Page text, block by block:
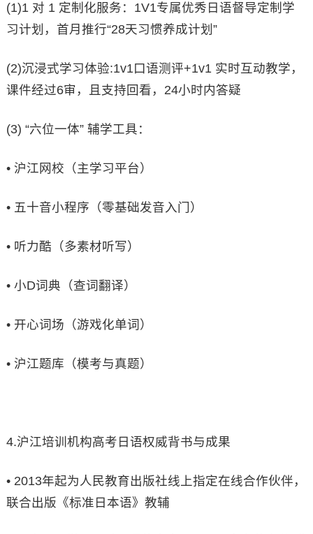
(1)1 对 1 定制化服务：1V1专属优秀日语督导定制学
习计划，首月推行“28天习惯养成计划”
(2)沉浸式学习体验:1v1口语测评+1v1 实时互动教学，
课件经过6审，且支持回看，24小时内答疑
(3) “六位一体” 辅学工具：
• 沪江网校（主学习平台）
• 五十音小程序（零基础发音入门）
• 听力酷（多素材听写）
• 小D词典（查词翻译）
• 开心词场（游戏化单词）
• 沪江题库（模考与真题）
4.沪江培训机构高考日语权威背书与成果
• 2013年起为人民教育出版社线上指定在线合作伙伴，
联合出版《标准日本语》教辅